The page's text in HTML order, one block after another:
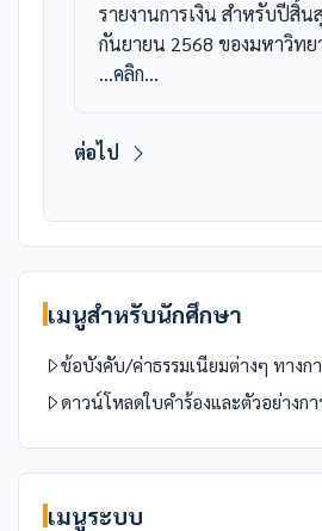
รายงานการเงิน สำหรับปีสิ้
กันยายน 2568 ของมหาวิทย
...คลิก...
ต่อไป
เมนูสำหรับนักศึกษา
ข้อบังคับ/ค่าธรรมเนียมต่างๆ ทางก
ดาวน์โหลดใบคำร้องและตัวอย่างกา
เมนูระบบ